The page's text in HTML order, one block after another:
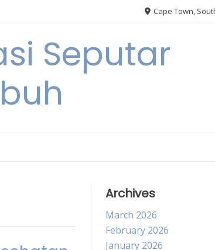
Cape Town,
Seputar
Archives
March 2026
February 2026
January 2026